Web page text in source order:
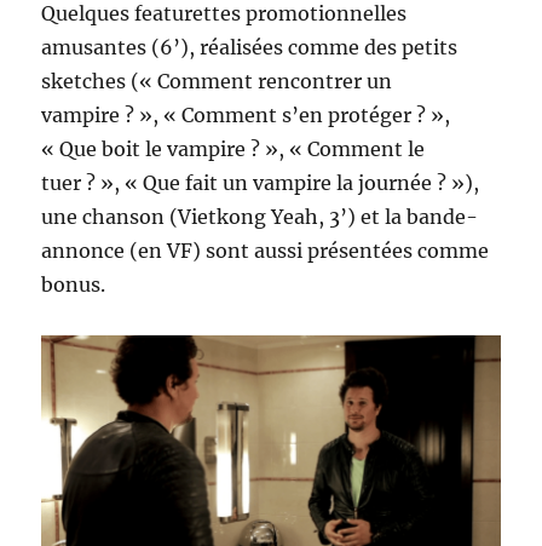
Quelques featurettes promotionnelles
amusantes (6’), réalisées comme des petits
sketches (« Comment rencontrer un
vampire ? », « Comment s’en protéger ? »,
« Que boit le vampire ? », « Comment le
tuer ? », « Que fait un vampire la journée ? »),
une chanson (Vietkong Yeah, 3’) et la bande-
annonce (en VF) sont aussi présentées comme
bonus.